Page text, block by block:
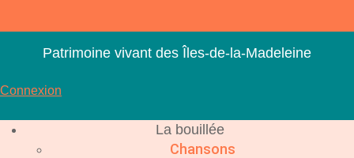
contenu
Patrimoine vivant des Îles-de-la-Madeleine
Connexion
La bouillée
Chansons